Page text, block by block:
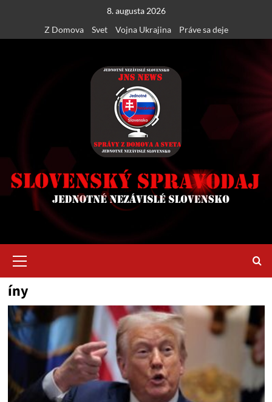
content
8. augusta 2026
Z Domova
Svet Vojna Ukrajina Práve sa deje
Menu
íny